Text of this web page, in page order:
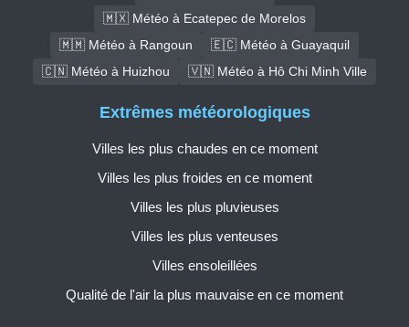
🇲🇽 Météo à Ecatepec de Morelos
🇲🇲 Météo à Rangoun
🇪🇨 Météo à Guayaquil
🇨🇳 Météo à Huizhou
🇻🇳 Météo à Hô Chi Minh Ville
Extrêmes météorologiques
Villes les plus chaudes en ce moment
Villes les plus froides en ce moment
Villes les plus pluvieuses
Villes les plus venteuses
Villes ensoleillées
Qualité de l'air la plus mauvaise en ce moment